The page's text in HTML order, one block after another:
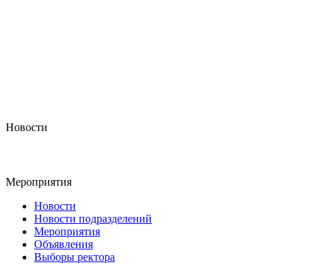
Новости
Мероприятия
Новости
Новости подразделений
Мероприятия
Объявления
Выборы ректора